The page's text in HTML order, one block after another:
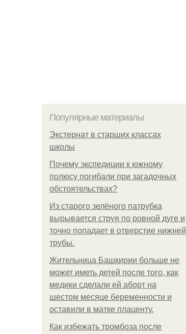
Популярные материалы
Экстернат в старших классах
школы
Почему экспедиции к южному
полюсу погибали при загадочных
обстоятельствах?
Из старого зелёного патрубка
вырывается струя по ровной дуге и
точно попадает в отверстие нижней
трубы.
Жительница Башкирии больше не
может иметь детей после того, как
медики сделали ей аборт на
шестом месяце беременности и
оставили в матке плаценту.
Как избежать тромбоза после